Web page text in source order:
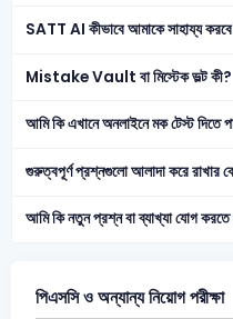
SATT AI কীভাবে আমাকে সাহায্য
Mistake Vault বা মিস্টেক ভল্ট কী?
আমি কি এখানে অনলাইনে মক টেস্ট দিতে
গুরুত্বপূর্ণ প্রশ্নগুলো আলাদা করে রাখার
আমি কি নতুন প্রশ্ন বা ব্যাখ্যা যোগ করতে
পিএসসি ও অন্যান্য নিয়োগ পরীক্ষা